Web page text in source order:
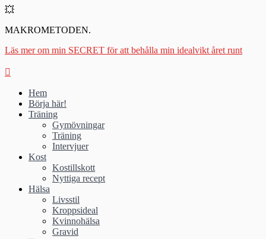
💥
MAKROMETODEN.
Läs mer om min SECRET för att behålla min idealvikt året runt
Hem
Börja här!
Träning
Gymövningar
Träning
Intervjuer
Kost
Kostillskott
Nyttiga recept
Hälsa
Livsstil
Kroppsideal
Kvinnohälsa
Gravid